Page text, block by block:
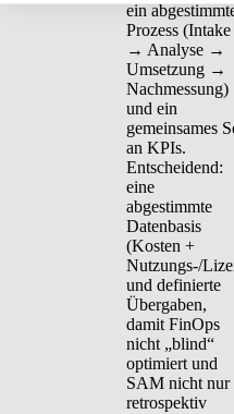
ein
Prozess (Intake
→ Analyse →
Umsetzung →
Nachmessung)
und ein
gemeinsames
an KPIs.
Entscheidend:
eine
abgestimmte
Datenbasis
(Kosten +
Nutzungs-/
und definierte
Übergaben,
damit FinOps
nicht „blind“
optimiert und
SAM nicht nur
retrospektiv